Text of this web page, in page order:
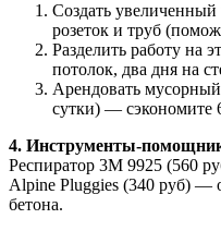
Создать
розеток и труб
Разделить работу на
потолок, два дня на
Арендовать
сутки) — сэкономите
4. Инструменты-
Респиратор 3М 9925 (560
Alpine Pluggies (340 руб) —
бетона.